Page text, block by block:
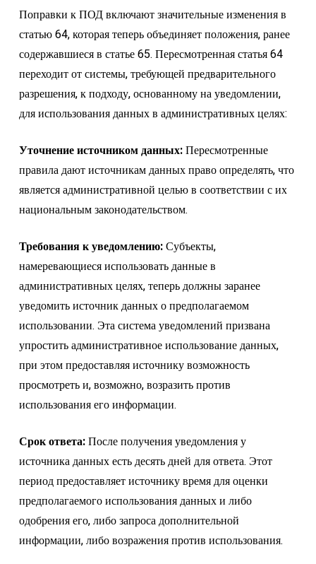
Поправки к ПОД включают значительные изменения в
статью 64, которая теперь объединяет положения, ранее
содержавшиеся в статье 65. Пересмотренная статья 64
переходит от системы, требующей предварительного
разрешения, к подходу, основанному на уведомлении,
для использования данных в административных целях:
Уточнение источником данных:Пересмотренные
правила дают источникам данных право определять, что
является административной целью в соответствии с их
национальным законодательством.
Требования к уведомлению:Субъекты,
намеревающиеся использовать данные в
административных целях, теперь должны заранее
уведомить источник данных о предполагаемом
использовании. Эта система уведомлений призвана
упростить административное использование данных,
при этом предоставляя источнику возможность
просмотреть и, возможно, возразить против
использования его информации.
Срок ответа:После получения уведомления у
источника данных есть десять дней для ответа. Этот
период предоставляет источнику время для оценки
предполагаемого использования данных и либо
одобрения его, либо запроса дополнительной
информации, либо возражения против использования.